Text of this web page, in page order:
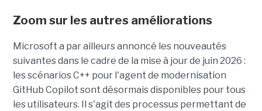
Zoom sur les autres améliorations
Microsoft a par ailleurs annoncé les nouveautés
suivantes dans le cadre de la mise à jour de juin 2026 :
les scénarios C++ pour l'agent de modernisation
GitHub Copilot sont désormais disponibles pour tous
les utilisateurs. Il s'agit des processus permettant de